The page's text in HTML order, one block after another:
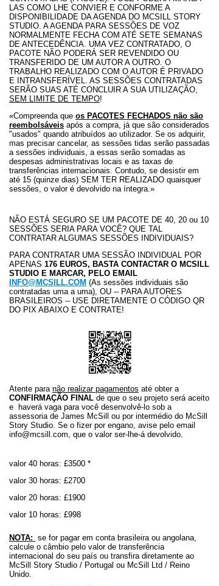
LAS COMO LHE CONVIER E CONFORME A
DISPONIBILIDADE DA AGENDA DO MCSILL STORY
STUDIO. A AGENDA PARA SESSÕES DE VOZ
NORMALMENTE FECHA COM ATÉ SETE SEMANAS
DE ANTECEDÊNCIA. UMA VEZ CONTRATADO, O
PACOTE NÃO PODERÁ SER REVENDIDO OU
TRANSFERIDO DE UM AUTOR A OUTRO. O
TRABALHO REALIZADO COM O AUTOR É PRIVADO
E INTRANSFERÍVEL. AS SESSÕES CONTRATADAS
SERÃO SUAS ATÉ CONCLUIR A SUA UTILIZAÇÃO,
SEM LIMITE DE TEMPO!
«Compreenda que os PACOTES FECHADOS não são
reembolsáveis após a compra, já que são considerados
"usados" quando atribuídos ao utilizador. Se os adquirir,
mas precisar cancelar, as sessões tidas serão passadas
a sessões individuais, a essas serão somadas as
despesas administrativas locais e as taxas de
transferências internacionais. Contudo, se desistir em
até 15 (quinze dias) SEM TER REALIZADO quaisquer
sessões, o valor é devolvido na íntegra.»
NÃO ESTÁ SEGURO SE UM PACOTE DE 40, 20 ou 10
SESSÕES SERIA PARA VOCÊ? QUE TAL
CONTRATAR ALGUMAS SESSÕES INDIVIDUAIS?
PARA CONTRATAR UMA SESSÃO INDIVIDUAL POR
APENAS 176 EUROS, BASTA CONTACTAR O MCSILL
STUDIO E MARCAR, PELO EMAIL
INFO@MCSILL.COM (As sessões individuais são
contratadas uma a uma), OU -- PARA AUTORES
BRASILEIROS -- USE DIRETAMENTE O CÓDIGO QR
DO PIX ABAIXO E CONTRATE!
Atente para não realizar pagamentos até obter a
CONFIRMAÇÃO FINAL de que o seu projeto será aceito
e haverá vaga para você desenvolvê-lo sob a
assessoria de James McSill ou por intermédio do McSill
Story Studio. Se o fizer por engano, avise pelo email
info@mcsill.com, que o valor ser-lhe-á devolvido.
valor 40 horas: £3500 *
valor 30 horas: £2700
valor 20 horas: £1900
valor 10 horas: £998
NOTA: se for pagar em conta brasileira ou angolana,
calcule o câmbio pelo valor de transferência
internacional do seu país ou transfira diretamente ao
McSill Story Studio / Portugal ou McSill Ltd / Reino
Unido.